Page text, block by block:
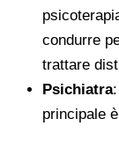
condurre
trattare
Psichiatra
principale